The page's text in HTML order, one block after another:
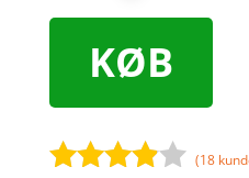
KØB
(18